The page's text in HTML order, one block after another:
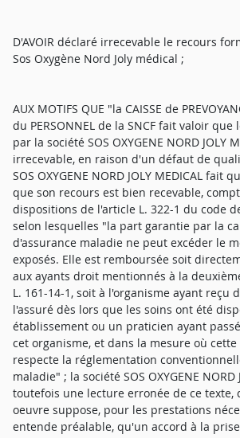
D'AVOIR déclaré irrecevable le recours
Sos Oxygène Nord Joly médical ;
AUX MOTIFS QUE "la CAISSE de
du PERSONNEL de la SNCF fait valoir
par la société SOS OXYGENE NORD JOLY
irrecevable, en raison d'un défaut de
SOS OXYGENE NORD JOLY MEDICAL fait
que son recours est bien recevable,
dispositions de l'article L. 322-1 du code
selon lesquelles "la part garantie par la
d'assurance maladie ne peut excéder le
exposés. Elle est remboursée soit
aux ayants droit mentionnés à la
L. 161-14-1, soit à l'organisme ayant reçu
l'assuré dès lors que les soins ont été
établissement ou un praticien ayant
cet organisme, et dans la mesure où
respecte la réglementation
maladie" ; la société SOS OXYGENE NORD
toutefois une lecture erronée de ce texte,
oeuvre suppose, pour les prestations
entende préalable, qu'un accord à la